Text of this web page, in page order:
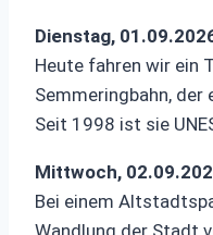
Dienstag,
Heute fahren wir ein
Semmeringbahn, der
Seit 1998 ist sie
Mittwoch,
Bei einem
Wandlung der Stadt